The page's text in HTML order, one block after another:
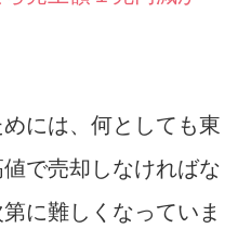
には、何としても東
で売却しなければな
に難しくなっていま